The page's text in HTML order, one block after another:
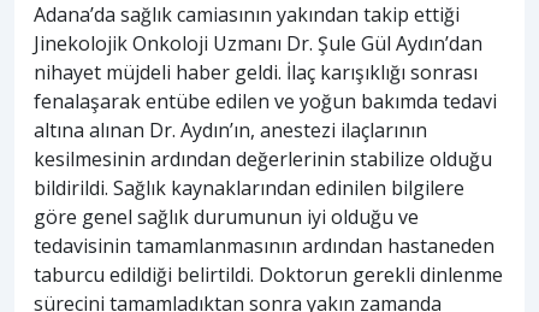
Adana’da sağlık camiasının yakından takip ettiği
Jinekolojik Onkoloji Uzmanı Dr. Şule Gül Aydın’dan
nihayet müjdeli haber geldi. İlaç karışıklığı sonrası
fenalaşarak entübe edilen ve yoğun bakımda tedavi
altına alınan Dr. Aydın’ın, anestezi ilaçlarının
kesilmesinin ardından değerlerinin stabilize olduğu
bildirildi. Sağlık kaynaklarından edinilen bilgilere
göre genel sağlık durumunun iyi olduğu ve
tedavisinin tamamlanmasının ardından hastaneden
taburcu edildiği belirtildi. Doktorun gerekli dinlenme
sürecini tamamladıktan sonra yakın zamanda